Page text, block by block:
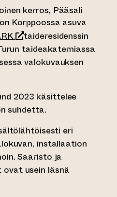
kerros, Pääsali
Korppoossa asuva
(siirtyy toiseen
taideresidenssin
taideakatemiassa
valokuvauksen
2023 käsittelee
suhdetta.
eri
installaation
Saaristo ja
usein läsnä